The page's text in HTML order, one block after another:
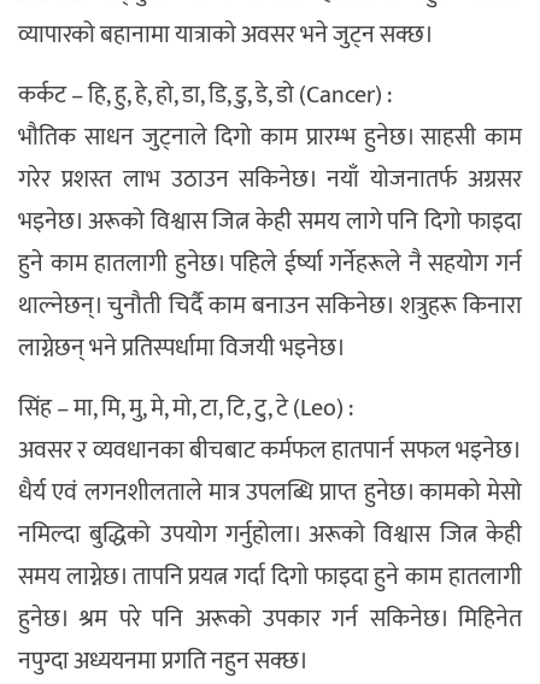
व्यापारको बहानामा यात्राकाे अवसर भने जुट्न सक्छ।
कर्कट – हि, हु, हे, हो, डा, डि, डु, डे, डो (Cancer) :
भौतिक साधन जुट्नाले दिगो काम प्रारम्भ हुनेछ। साहसी काम
गरेर प्रशस्त लाभ उठाउन सकिनेछ। नयाँ योजनातर्फ अग्रसर
भइनेछ। अरूको विश्वास जित्न केही समय लागे पनि दिगो फाइदा
हुने काम हातलागी हुनेछ। पहिले ईर्ष्या गर्नेहरूले नै सहयोग गर्न
थाल्नेछन्। चुनौती चिर्दै काम बनाउन सकिनेछ। शत्रुहरू किनारा
लाग्नेछन् भने प्रतिस्पर्धामा विजयी भइनेछ।
सिंह – मा, मि, मु, मे, मो, टा, टि, टु, टे (Leo) :
अवसर र व्यवधानका बीचबाट कर्मफल हातपार्न सफल भइनेछ।
धैर्य एवं लगनशीलताले मात्र उपलब्धि प्राप्त हुनेछ। कामको मेसो
नमिल्दा बुद्धिको उपयोग गर्नुहोला। अरूको विश्वास जित्न केही
समय लाग्नेछ। तापनि प्रयत्न गर्दा दिगो फाइदा हुने काम हातलागी
हुनेछ। श्रम परे पनि अरूको उपकार गर्न सकिनेछ। मिहिनेत
नपुग्दा अध्ययनमा प्रगति नहुन सक्छ।